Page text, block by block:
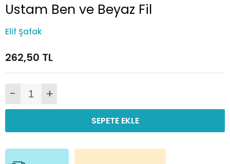
Ustam Ben ve Beyaz Fil
Elif Şafak
262,50 TL
- +
SEPETE EKLE